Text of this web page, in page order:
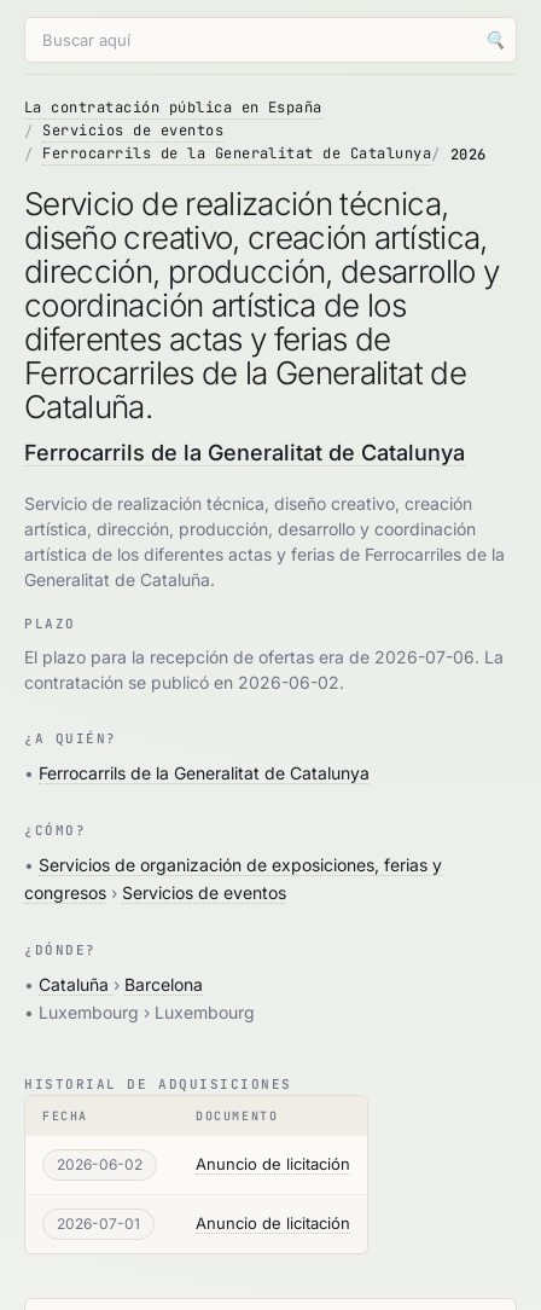
🔍
La contratación pública en España
Servicios de eventos
Ferrocarrils de la Generalitat de Catalunya
2026
Servicio de realización técnica,
diseño creativo, creación artística,
dirección, producción, desarrollo y
coordinación artística de los
diferentes actas y ferias de
Ferrocarriles de la Generalitat de
Cataluña.
Ferrocarrils de la Generalitat de Catalunya
Servicio de realización técnica, diseño creativo, creación
artística, dirección, producción, desarrollo y coordinación
artística de los diferentes actas y ferias de Ferrocarriles de la
Generalitat de Cataluña.
PLAZO
El plazo para la recepción de ofertas era de 2026-07-06. La
contratación se publicó en 2026-06-02.
¿A QUIÉN?
• Ferrocarrils de la Generalitat de Catalunya
¿CÓMO?
• Servicios de organización de exposiciones, ferias y
congresos › Servicios de eventos
¿DÓNDE?
• Cataluña › Barcelona
• Luxembourg › Luxembourg
HISTORIAL DE ADQUISICIONES
FECHA DOCUMENTO
2026-06-02 Anuncio de licitación
2026-07-01 Anuncio de licitación